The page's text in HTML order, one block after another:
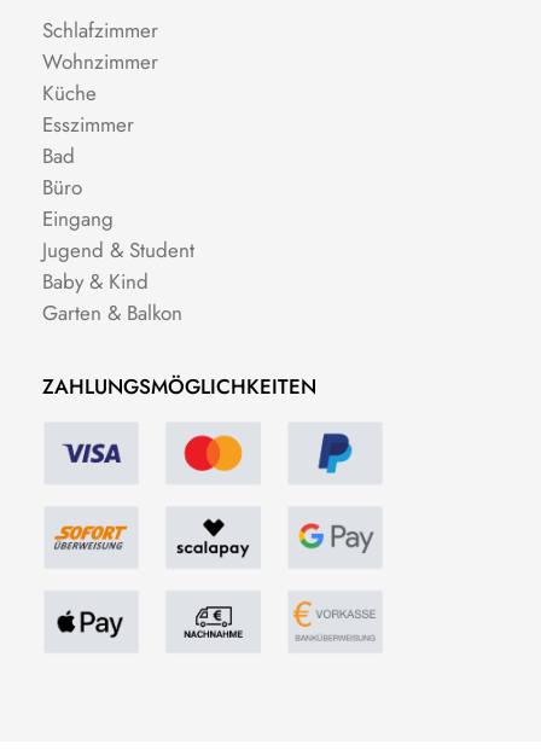
Schlafzimmer
Wohnzimmer
Küche
Esszimmer
Bad
Büro
Eingang
Jugend & Student
Baby & Kind
Garten & Balkon
ZAHLUNGSMÖGLICHKEITEN